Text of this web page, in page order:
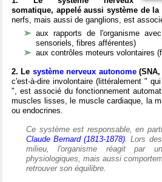
somatique, appelé aussi système de
nerfs, mais aussi de ganglions, est
aux rapports de l'organisme
sensoriels, fibres afférentes)
aux contrôles moteurs volontaires
2. Le système nerveux autonome(SNA,
c'est-à-dire involontaire (littéralement "
", est associé du fonctionnement
muscles lisses, le muscle cardiaque, la
ou endocrines.
Ce système est responsable, en
Claude Bernard (1813-1878). Lors
milieu, l'organisme réagit par
physiologiques, mais aussi
retrouver son équilibre.